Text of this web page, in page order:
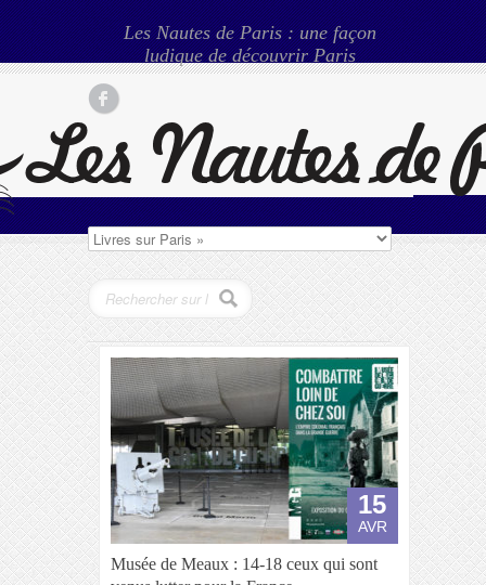
Les Nautes de Paris : une façon
ludique de découvrir Paris
15
AVR
Musée de Meaux : 14-18 ceux qui sont